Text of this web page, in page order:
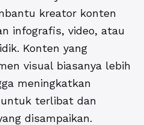
kreator konten
infografis, video, atau
Konten yang
visual biasanya lebih
meningkatkan
terlibat dan
disampaikan.